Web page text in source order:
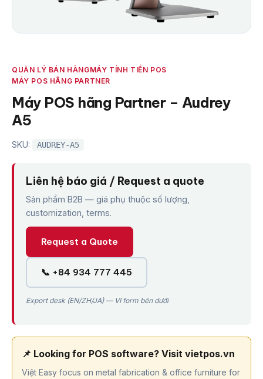
QUẢN LÝ BÁN HÀNGMÁY TÍNH TIỀN POS
MÁY POS HÃNG PARTNER
Máy POS hãng Partner – Audrey
A5
SKU: AUDREY-A5
Liên hệ báo giá / Request a quote
Sản phẩm B2B — giá phụ thuộc số lượng,
customization, terms.
Request a Quote
📞 +84 934 777 445
Export desk (EN/ZH/JA) — VI form bên dưới
📌 Looking for POS software? Visit vietpos.vn
Việt Easy focus on metal fabrication & office furniture for